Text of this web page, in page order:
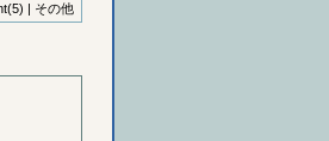
| その他